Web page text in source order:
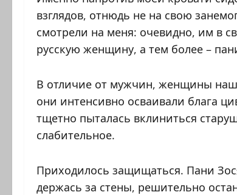
взглядов, отнюдь не на свою
смотрели на меня: очевидно, им в
русскую женщину, а тем более –
В отличие от мужчин, женщины
они интенсивно осваивали блага
тщетно пыталась вклиниться
слабительное.
Приходилось защищаться. Пани
держась за стены, решительно